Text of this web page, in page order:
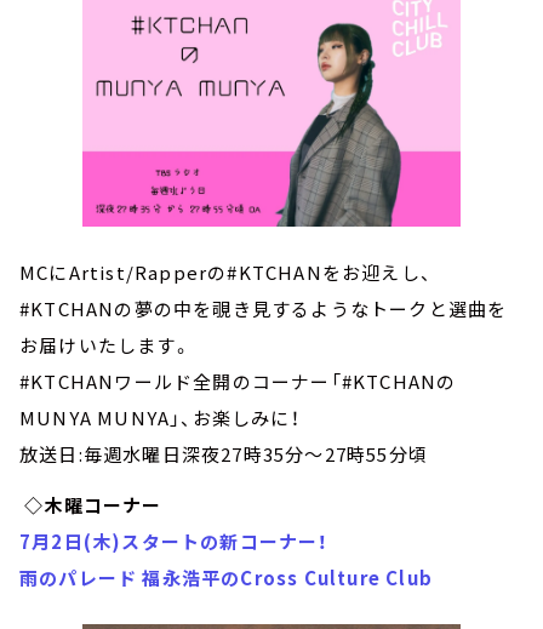
MCにArtist/Rapperの#KTCHANをお迎えし、
#KTCHANの夢の中を覗き見するようなトークと選曲を
お届けいたします。
#KTCHANワールド全開のコーナー「#KTCHANの
MUNYA MUNYA」、お楽しみに！
放送日:毎週水曜日深夜27時35分～27時55分頃
◇木曜コーナー
7月2日(木)スタートの新コーナー！
雨のパレード 福永浩平のCross Culture Club